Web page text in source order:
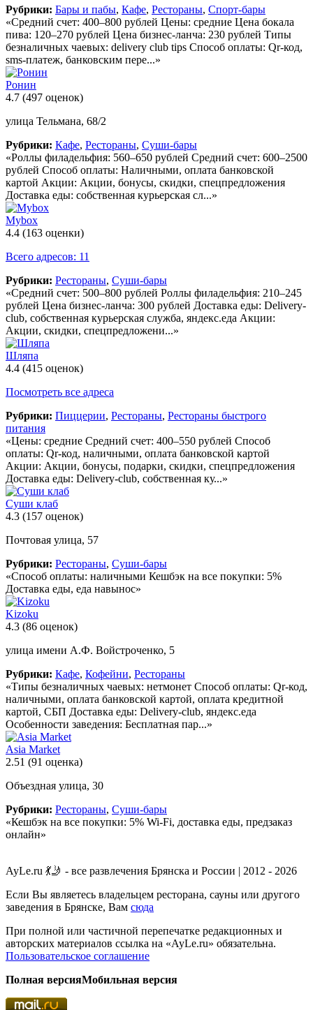
Рубрики: Бары и пабы, Кафе, Рестораны, Спорт-бары
«Средний счет: 400–800 рублей Цены: средние Цена бокала
пива: 120–270 рублей Цена бизнес-ланча: 230 рублей Типы
безналичных чаевых: delivery club tips Способ оплаты: Qr-код,
sms-платеж, банковским пере...»
Ронин
4.7 (497 оценок)
улица Тельмана, 68/2
Рубрики: Кафе, Рестораны, Суши-бары
«Роллы филадельфия: 560–650 рублей Средний счет: 600–2500
рублей Способ оплаты: Наличными, оплата банковской
картой Акции: Акции, бонусы, скидки, спецпредложения
Доставка еды: собственная курьерская сл...»
Mybox
4.4 (163 оценки)
Всего адресов: 11
Рубрики: Рестораны, Суши-бары
«Средний счет: 500–800 рублей Роллы филадельфия: 210–245
рублей Цена бизнес-ланча: 300 рублей Доставка еды: Delivery-
club, собственная курьерская служба, яндекс.еда Акции:
Акции, скидки, спецпредложени...»
Шляпа
4.4 (415 оценок)
Посмотреть все адреса
Рубрики: Пиццерии, Рестораны, Рестораны быстрого
питания
«Цены: средние Средний счет: 400–550 рублей Способ
оплаты: Qr-код, наличными, оплата банковской картой
Акции: Акции, бонусы, подарки, скидки, спецпредложения
Доставка еды: Delivery-club, собственная ку...»
Суши клаб
4.3 (157 оценок)
Почтовая улица, 57
Рубрики: Рестораны, Суши-бары
«Способ оплаты: наличными Кешбэк на все покупки: 5%
Доставка еды, еда навынос»
Kizoku
4.3 (86 оценок)
улица имени А.Ф. Войстроченко, 5
Рубрики: Кафе, Кофейни, Рестораны
«Типы безналичных чаевых: нетмонет Способ оплаты: Qr-код,
наличными, оплата банковской картой, оплата кредитной
картой, СБП Доставка еды: Delivery-club, яндекс.еда
Особенности заведения: Бесплатная пар...»
Asia Market
2.51 (91 оценка)
Объездная улица, 30
Рубрики: Рестораны, Суши-бары
«Кешбэк на все покупки: 5% Wi-Fi, доставка еды, предзаказ
онлайн»
AyLe.ru 💃🤳 - все развлечения Брянска и России | 2012 - 2026
Если Вы являетесь владельцем ресторана, сауны или другого
заведения в Брянске, Вам сюда
При полной или частичной перепечатке редакционных и
авторских материалов ссылка на «AyLe.ru» обязательна.
Пользовательское соглашение
Полная версияМобильная версия